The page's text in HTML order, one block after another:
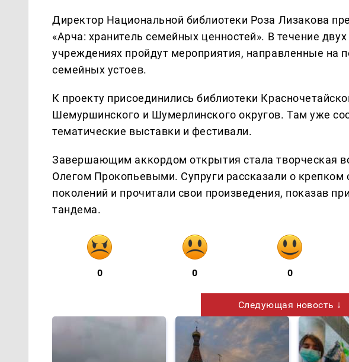
Директор Национальной библиотеки Роза Лизакова
«Арча: хранитель семейных ценностей». В течение
учреждениях пройдут мероприятия, направленные на
семейных устоев.
К проекту присоединились библиотеки
Шемуршинского и Шумерлинского округов. Там уже
тематические выставки и фестивали.
Завершающим аккордом открытия стала творческая
Олегом Прокопьевыми. Супруги рассказали о крепком
поколений и прочитали свои произведения, показав
тандема.
0 0 0
Следующая новость ↓